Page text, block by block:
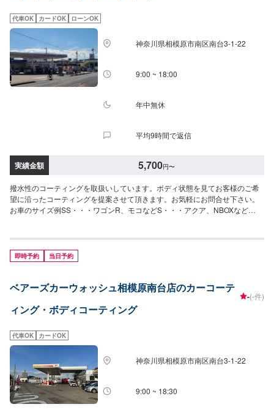
代車OK カードOK ローンOK
神奈川県相模原市南区南台3-1-22
9:00 ~ 18:00
年中無休
平均9時間で返信
実績金額 5,700円〜
撥水性のコーティングを取扱いしています。ボディ状態を見てお客様のご希
望に沿ったコーティングを提案させて頂きます。お気軽にお問合せ下さい。
お車のサイズ例SS・・・ワゴンR、モコなどS・・・アクア、NBOXなど
円S6,100円M6,700円L7,200円LL8,400円クリスタルキーパーSS16,600円
S18,600円M20,800円L22,800円LL27,000円ダイヤモンドキーパーSS47,500
円S52,500円M57,500円L61,300円LL67,500円Wダイヤモンドキーパー
即時予約 当日予約
ベアーズカーウォッシュ相模原南台店のカーコーテ
ィング・ボディコーティング
-(-件)
代車OK カードOK
神奈川県相模原市南区南台3-1-22
9:00 ~ 18:30